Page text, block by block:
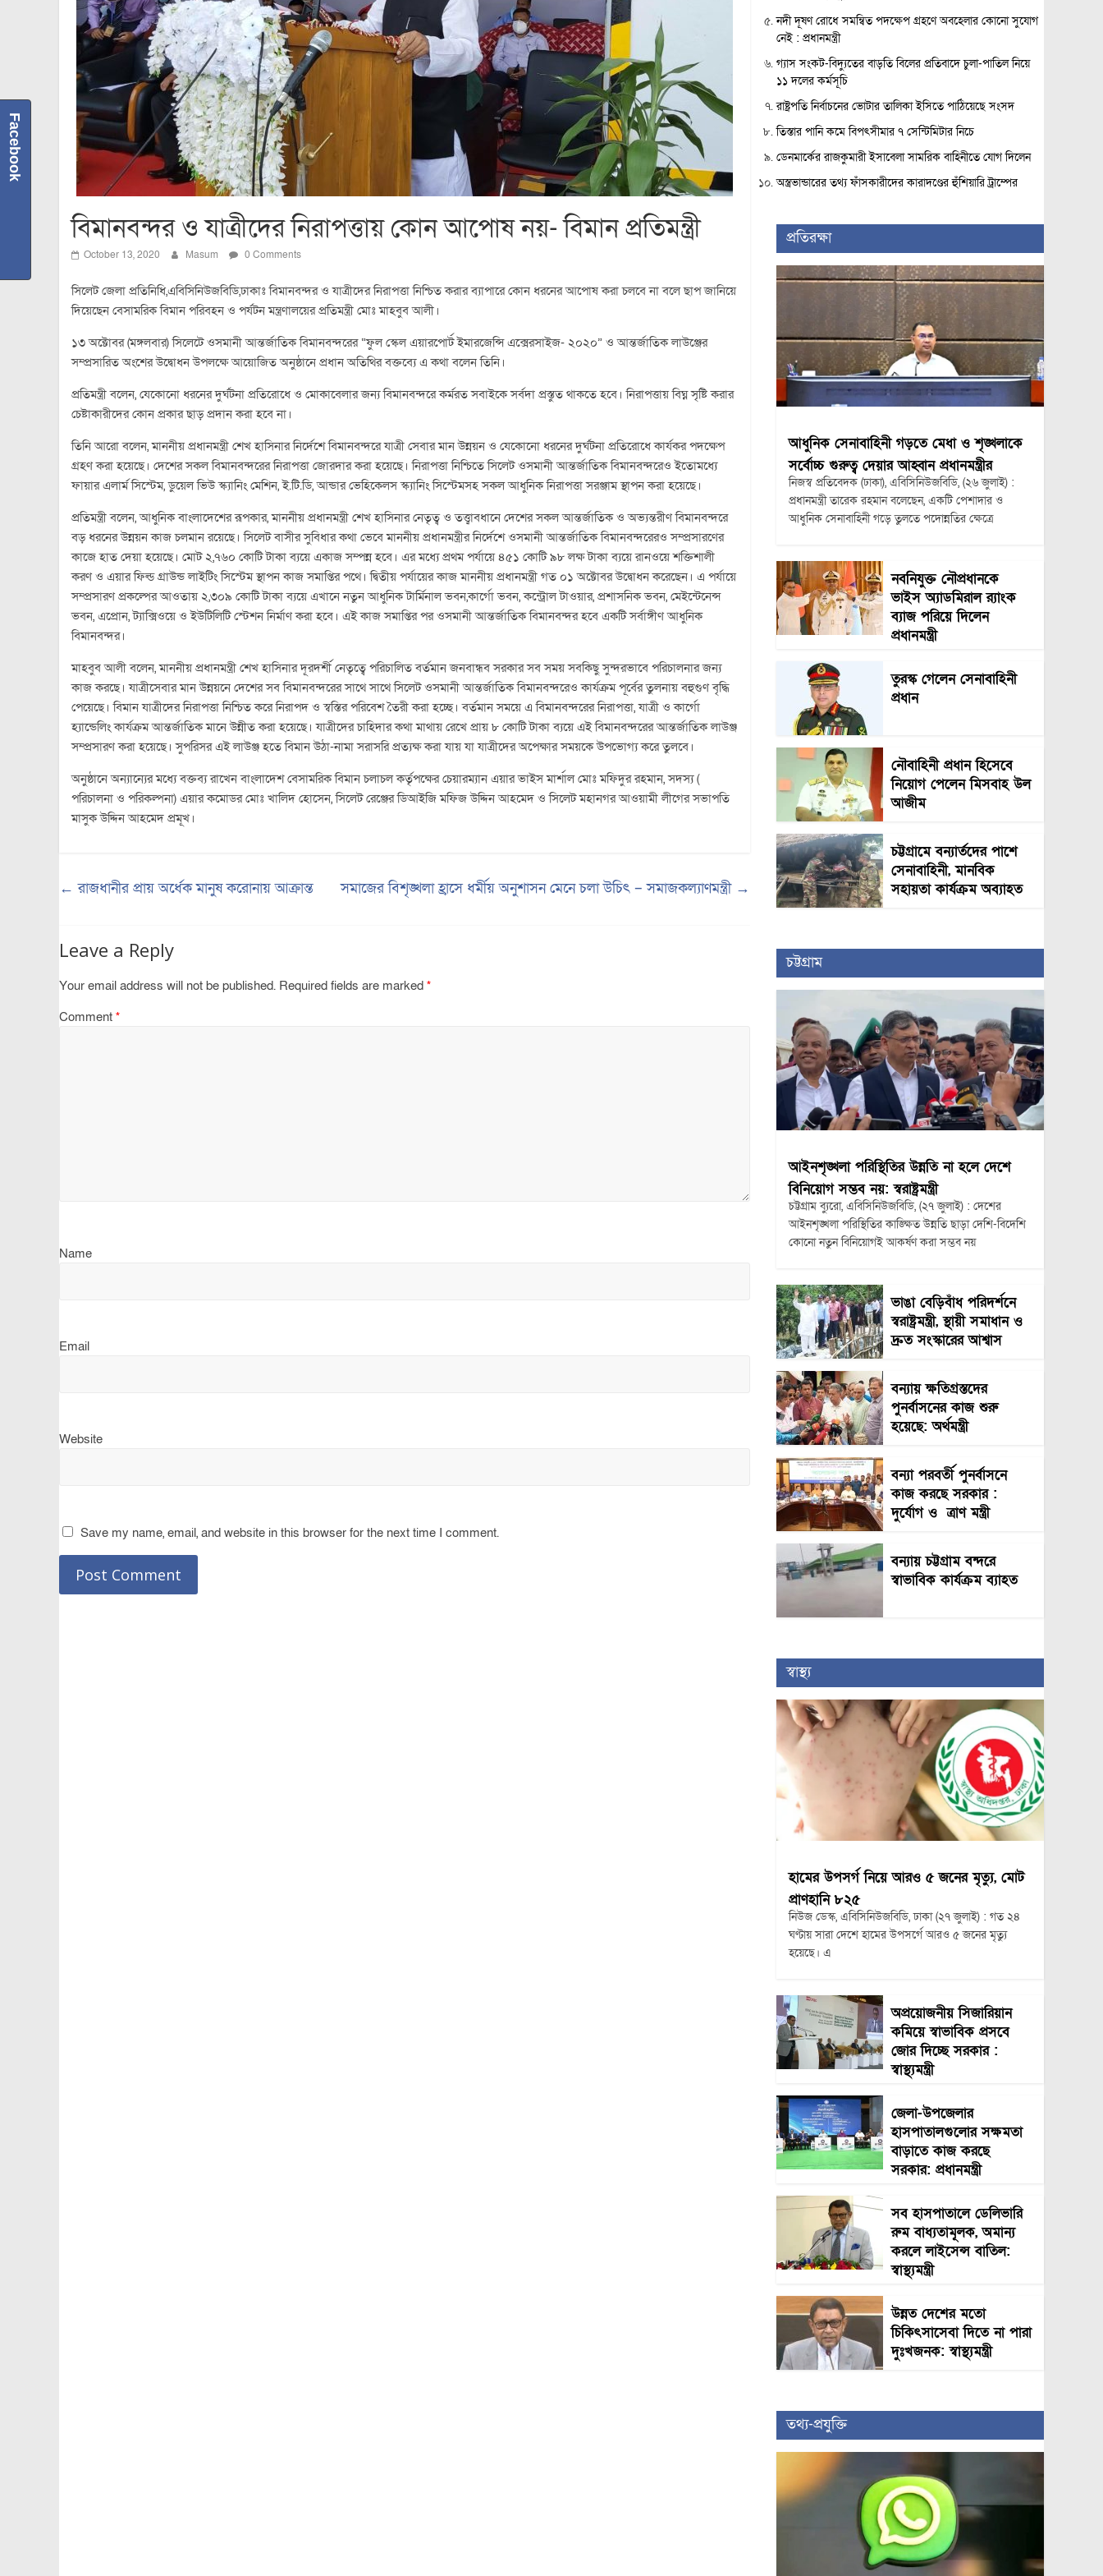
বিমানবন্দর ও যাত্রীদের নিরাপত্তায় কোন আপোষ নয়- বিমান প্রতিমন্ত্রী
October 13, 2020 Masum 0 Comments
সিলেট জেলা প্রতিনিধি,এবিসিনিউজবিডি,ঢাকাঃ বিমানবন্দর ও যাত্রীদের নিরাপত্তা নিশ্চিত করার ব্যাপারে কোন ধরনের আপোষ করা চলবে না বলে ছাপ জানিয়ে
দিয়েছেন বেসামরিক বিমান পরিবহন ও পর্যটন মন্ত্রণালয়ের প্রতিমন্ত্রী মোঃ মাহবুব আলী।
১৩ অক্টোবর (মঙ্গলবার) সিলেটে ওসমানী আন্তর্জাতিক বিমানবন্দরের “ফুল স্কেল এয়ারপোর্ট ইমারজেন্সি এক্সেরসাইজ- ২০২০” ও আন্তর্জাতিক লাউঞ্জের
সম্প্রসারিত অংশের উদ্বোধন উপলক্ষে আয়োজিত অনুষ্ঠানে প্রধান অতিথির বক্তব্যে এ কথা বলেন তিনি।
প্রতিমন্ত্রী বলেন, যেকোনো ধরনের দুর্ঘটনা প্রতিরোধে ও মোকাবেলার জন্য বিমানবন্দরে কর্মরত সবাইকে সর্বদা প্রস্তুত থাকতে হবে। নিরাপত্তায় বিঘ্ন সৃষ্টি করার
চেষ্টাকারীদের কোন প্রকার ছাড় প্রদান করা হবে না।
তিনি আরো বলেন, মাননীয় প্রধানমন্ত্রী শেখ হাসিনার নির্দেশে বিমানবন্দরে যাত্রী সেবার মান উন্নয়ন ও যেকোনো ধরনের দুর্ঘটনা প্রতিরোধে কার্যকর পদক্ষেপ
গ্রহণ করা হয়েছে। দেশের সকল বিমানবন্দরের নিরাপত্তা জোরদার করা হয়েছে। নিরাপত্তা নিশ্চিতে সিলেট ওসমানী আন্তর্জাতিক বিমানবন্দরেও ইতোমধ্যে
ফায়ার এলার্ম সিস্টেম, ডুয়েল ভিউ স্ক্যানিং মেশিন, ই.টি.ডি, আন্ডার ভেহিকেলস স্ক্যানিং সিস্টেমসহ সকল আধুনিক নিরাপত্তা সরঞ্জাম স্থাপন করা হয়েছে।
প্রতিমন্ত্রী বলেন, আধুনিক বাংলাদেশের রূপকার, মাননীয় প্রধানমন্ত্রী শেখ হাসিনার নেতৃত্ব ও তত্ত্বাবধানে দেশের সকল আন্তর্জাতিক ও অভ্যন্তরীণ বিমানবন্দরে
বড় ধরনের উন্নয়ন কাজ চলমান রয়েছে। সিলেট বাসীর সুবিধার কথা ভেবে মাননীয় প্রধানমন্ত্রীর নির্দেশে ওসমানী আন্তর্জাতিক বিমানবন্দরেরও সম্প্রসারণের
কাজে হাত দেয়া হয়েছে। মোট ২,৭৬০ কোটি টাকা ব্যয়ে একাজ সম্পন্ন হবে। এর মধ্যে প্রথম পর্যায়ে ৪৫১ কোটি ৯৮ লক্ষ টাকা ব্যয়ে রানওয়ে শক্তিশালী
করণ ও এয়ার ফিল্ড গ্রাউন্ড লাইটিং সিস্টেম স্থাপন কাজ সমাপ্তির পথে। দ্বিতীয় পর্যায়ের কাজ মাননীয় প্রধানমন্ত্রী গত ০১ অক্টোবর উদ্বোধন করেছেন। এ পর্যায়ে
সম্প্রসারণ প্রকল্পের আওতায় ২,৩০৯ কোটি টাকা ব্যয়ে এখানে নতুন আধুনিক টার্মিনাল ভবন,কার্গো ভবন, কন্ট্রোল টাওয়ার, প্রশাসনিক ভবন, মেইন্টেনেন্স
ভবন, এপ্রোন, ট্যাক্সিওয়ে ও ইউটিলিটি স্টেশন নির্মাণ করা হবে। এই কাজ সমাপ্তির পর ওসমানী আন্তর্জাতিক বিমানবন্দর হবে একটি সর্বাঙ্গীণ আধুনিক
বিমানবন্দর।
মাহবুব আলী বলেন, মাননীয় প্রধানমন্ত্রী শেখ হাসিনার দূরদর্শী নেতৃত্বে পরিচালিত বর্তমান জনবান্ধব সরকার সব সময় সবকিছু সুন্দরভাবে পরিচালনার জন্য
কাজ করছে। যাত্রীসেবার মান উন্নয়নে দেশের সব বিমানবন্দরের সাথে সাথে সিলেট ওসমানী আন্তর্জাতিক বিমানবন্দরেও কার্যক্রম পূর্বের তুলনায় বহুগুণ বৃদ্ধি
পেয়েছে। বিমান যাত্রীদের নিরাপত্তা নিশ্চিত করে নিরাপদ ও স্বস্তির পরিবেশ তৈরী করা হচ্ছে। বর্তমান সময়ে এ বিমানবন্দরের নিরাপত্তা, যাত্রী ও কার্গো
হ্যান্ডেলিং কার্যক্রম আন্তর্জাতিক মানে উন্নীত করা হয়েছে। যাত্রীদের চাহিদার কথা মাথায় রেখে প্রায় ৮ কোটি টাকা ব্যয়ে এই বিমানবন্দরের আন্তর্জাতিক লাউঞ্জ
সম্প্রসারণ করা হয়েছে। সুপরিসর এই লাউঞ্জ হতে বিমান উঠা-নামা সরাসরি প্রত্যক্ষ করা যায় যা যাত্রীদের অপেক্ষার সময়কে উপভোগ্য করে তুলবে।
অনুষ্ঠানে অন্যান্যের মধ্যে বক্তব্য রাখেন বাংলাদেশ বেসামরিক বিমান চলাচল কর্তৃপক্ষের চেয়ারম্যান এয়ার ভাইস মার্শাল মোঃ মফিদুর রহমান, সদস্য (
পরিচালনা ও পরিকল্পনা) এয়ার কমোডর মোঃ খালিদ হোসেন, সিলেট রেঞ্জের ডিআইজি মফিজ উদ্দিন আহমেদ ও সিলেট মহানগর আওয়ামী লীগের সভাপতি
মাসুক উদ্দিন আহমেদ প্রমূখ।
← রাজধানীর প্রায় অর্ধেক মানুষ করোনায় আক্রান্ত সমাজের বিশৃঙ্খলা হ্রাসে ধর্মীয় অনুশাসন মেনে চলা উচিৎ – সমাজকল্যাণমন্ত্রী →
Leave a Reply
Your email address will not be published. Required fields are marked *
Comment *
Name
Email
Website
Save my name, email, and website in this browser for the next time I comment.
নদী দূষণ রোধে সমন্বিত পদক্ষেপ গ্রহণে অবহেলার কোনো সুযোগ
নেই : প্রধানমন্ত্রী
গ্যাস সংকট-বিদ্যুতের বাড়তি বিলের প্রতিবাদে চুলা-পাতিল নিয়ে
১১ দলের কর্মসূচি
রাষ্ট্রপতি নির্বাচনের ভোটার তালিকা ইসিতে পাঠিয়েছে সংসদ
তিস্তার পানি কমে বিপৎসীমার ৭ সেন্টিমিটার নিচে
ডেনমার্কের রাজকুমারী ইসাবেলা সামরিক বাহিনীতে যোগ দিলেন
অস্ত্রভান্ডারের তথ্য ফাঁসকারীদের কারাদণ্ডের হুঁশিয়ারি ট্রাম্পের
প্রতিরক্ষা
আধুনিক সেনাবাহিনী গড়তে মেধা ও শৃঙ্খলাকে
সর্বোচ্চ গুরুত্ব দেয়ার আহ্বান প্রধানমন্ত্রীর
নিজস্ব প্রতিবেদক (ঢাকা), এবিসিনিউজবিডি, (২৬ জুলাই) :
প্রধানমন্ত্রী তারেক রহমান বলেছেন, একটি পেশাদার ও
আধুনিক সেনাবাহিনী গড়ে তুলতে পদোন্নতির ক্ষেত্রে
নবনিযুক্ত নৌপ্রধানকে
ভাইস অ্যাডমিরাল র‍্যাংক
ব্যাজ পরিয়ে দিলেন
প্রধানমন্ত্রী
তুরস্ক গেলেন সেনাবাহিনী
প্রধান
নৌবাহিনী প্রধান হিসেবে
নিয়োগ পেলেন মিসবাহ উল
আজীম
চট্টগ্রামে বন্যার্তদের পাশে
সেনাবাহিনী, মানবিক
সহায়তা কার্যক্রম অব্যাহত
চট্টগ্রাম
আইনশৃঙ্খলা পরিস্থিতির উন্নতি না হলে দেশে
বিনিয়োগ সম্ভব নয়: স্বরাষ্ট্রমন্ত্রী
চট্টগ্রাম ব্যুরো, এবিসিনিউজবিডি, (২৭ জুলাই) : দেশের
আইনশৃঙ্খলা পরিস্থিতির কাঙ্ক্ষিত উন্নতি ছাড়া দেশি-বিদেশি
কোনো নতুন বিনিয়োগই আকর্ষণ করা সম্ভব নয়
ভাঙা বেড়িবাঁধ পরিদর্শনে
স্বরাষ্ট্রমন্ত্রী, স্থায়ী সমাধান ও
দ্রুত সংস্কারের আশ্বাস
বন্যায় ক্ষতিগ্রস্তদের
পুনর্বাসনের কাজ শুরু
হয়েছে: অর্থমন্ত্রী
বন্যা পরবর্তী পুনর্বাসনে
কাজ করছে সরকার :
দুর্যোগ ও ত্রাণ মন্ত্রী
বন্যায় চট্টগ্রাম বন্দরে
স্বাভাবিক কার্যক্রম ব্যাহত
স্বাস্থ্য
হামের উপসর্গ নিয়ে আরও ৫ জনের মৃত্যু, মোট
প্রাণহানি ৮২৫
নিউজ ডেস্ক, এবিসিনিউজবিডি, ঢাকা (২৭ জুলাই) : গত ২৪
ঘণ্টায় সারা দেশে হামের উপসর্গে আরও ৫ জনের মৃত্যু
হয়েছে। এ
অপ্রয়োজনীয় সিজারিয়ান
কমিয়ে স্বাভাবিক প্রসবে
জোর দিচ্ছে সরকার :
স্বাস্থ্যমন্ত্রী
জেলা-উপজেলার
হাসপাতালগুলোর সক্ষমতা
বাড়াতে কাজ করছে
সরকার: প্রধানমন্ত্রী
সব হাসপাতালে ডেলিভারি
রুম বাধ্যতামূলক, অমান্য
করলে লাইসেন্স বাতিল:
স্বাস্থ্যমন্ত্রী
উন্নত দেশের মতো
চিকিৎসাসেবা দিতে না পারা
দুঃখজনক: স্বাস্থ্যমন্ত্রী
তথ্য-প্রযুক্তি
Facebook